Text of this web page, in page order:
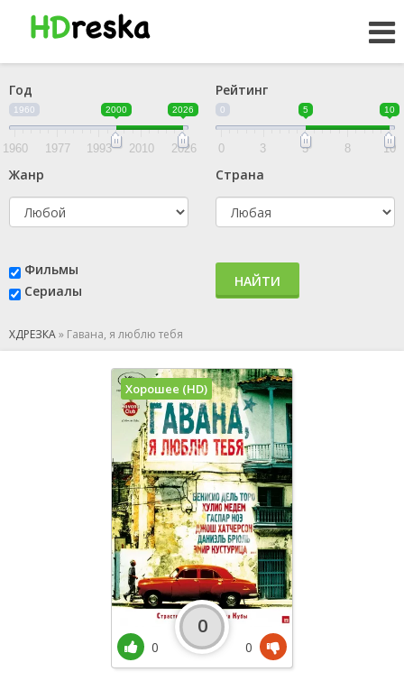
Год
1960 2000 2026
1960 1977 1993 2010 2026
Рейтинг
0 5 10
0 3 5 8 10
Жанр Страна
Фильмы
Сериалы
НАЙТИ
ХДРЕЗКА» Гавана, я люблю тебя
Хорошее (HD)
0
0
0